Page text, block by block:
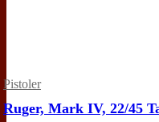
Pistoler
Ruger, Mark IV, 22/45